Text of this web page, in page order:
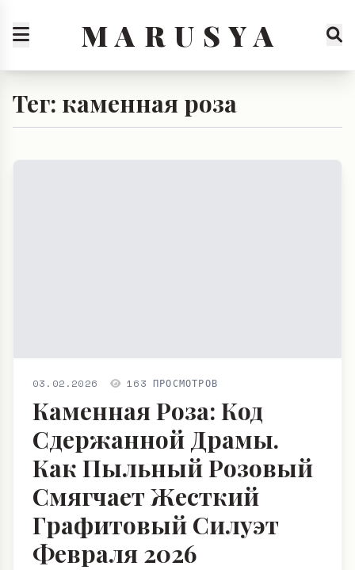
M A R U S Y A
Тег: каменная роза
03.02.2026 163 ПРОСМОТРОВ
Каменная Роза: Код
Сдержанной Драмы.
Как Пыльный Розовый
Смягчает Жесткий
Графитовый Силуэт
Февраля 2026